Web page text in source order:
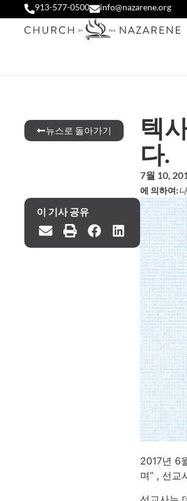
913-577-0500 info@nazarene.org
뉴스로 돌아가기
텍
다.
7월 10,
에 의하여:
이 기사 공유
2017년 6
며” , 선교